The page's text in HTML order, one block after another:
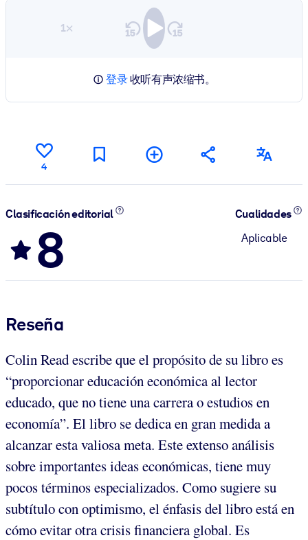
1×
登录收听有声浓缩书。
4
Clasificación editorial
8
Cualidades
Aplicable
Reseña
Colin Read escribe que el propósito de su libro es
“proporcionar educación económica al lector
educado, que no tiene una carrera o estudios en
economía”. El libro se dedica en gran medida a
alcanzar esta valiosa meta. Este extenso análisis
sobre importantes ideas económicas, tiene muy
pocos términos especializados. Como sugiere su
subtítulo con optimismo, el énfasis del libro está en
cómo evitar otra crisis financiera global. Es